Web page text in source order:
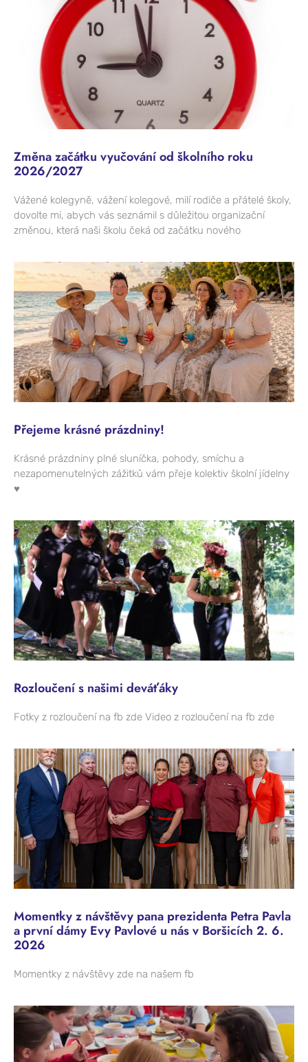
Změna začátku vyučování od školního roku
2026/2027
Vážené kolegyně, vážení kolegové, milí rodiče a přátelé školy,
dovolte mi, abych vás seznámil s důležitou organizační
změnou, která naši školu čeká od začátku nového
Přejeme krásné prázdniny!
Krásné prázdniny plné sluníčka, pohody, smíchu a
nezapomenutelných zážitků vám přeje kolektiv školní jídelny
♥
Rozloučení s našimi deváťáky
Fotky z rozloučení na fb zde Video z rozloučení na fb zde
Momentky z návštěvy pana prezidenta Petra Pavla
a první dámy Evy Pavlové u nás v Boršicích 2. 6.
2026
Momentky z návštěvy zde na našem fb